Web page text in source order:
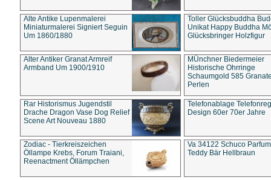
Alte Antike Lupenmalerei
Miniaturmalerei Signiert Seguin
Um 1860/1880
Toller Glücksbuddha
Unikat Happy Buddha
Glücksbringer Holzfigur
Alter Antiker Granat Armreif
Armband Um 1900/1910
MÜnchner Biedermeier
Historische Ohrringe
Schaumgold 585
Perlen
Rar Historismus Jugendstil
Drache Dragon Vase Dog Relief
Scene Art Nouveau 1880
Telefonablage
Design 60er 70er Jahre
Zodiac - Tierkreiszeichen
Öllampe Krebs, Forum Traiani,
Reenactment Öllämpchen
Va 34122 Schuco
Teddy Bär Hellbraun